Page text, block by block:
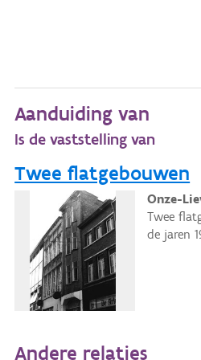
Aanduiding van
Is de vaststelling van
Twee flatgebouwen
Onze-
Twee
de jaren
Andere relaties